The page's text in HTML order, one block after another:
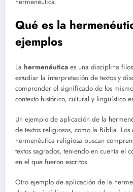
Qué es la
ejemplos
La hermenéutica es una disciplina
estudiar la interpretación de textos y
comprender el significado de los
contexto histórico, cultural y lingüístico
Un ejemplo de aplicación de la
de textos religiosos, como la Biblia. Los
hermenéutica religiosa buscan
textos sagrados, teniendo en cuenta el
en el que fueron escritos.
Otro ejemplo de aplicación de la